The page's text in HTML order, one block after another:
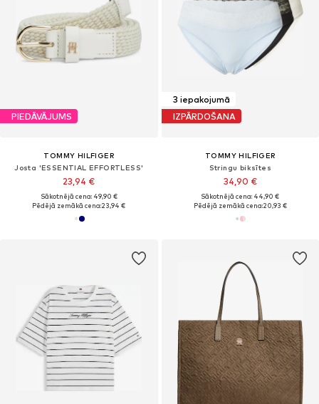
PIEDĀVĀJUMS
TOMMY HILFIGER
Josta 'ESSENTIAL EFFORTLESS'
23,94 €
Sākotnējā cena: 49,90 €
Pēdējā zemākā cena:23,94 €
3 iepakojumā
IZPĀRDOŠANA
TOMMY HILFIGER
Stringu biksītes
34,90 €
Sākotnējā cena: 44,90 €
Pēdējā zemākā cena:20,93 €